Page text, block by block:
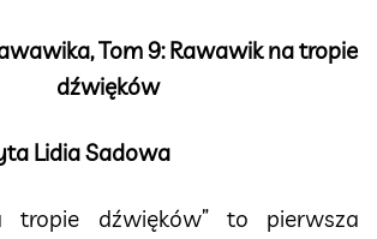
Tom 9: Rawawik na tropie
dźwięków
Lidia Sadowa
tropie dźwięków” to pierwsza